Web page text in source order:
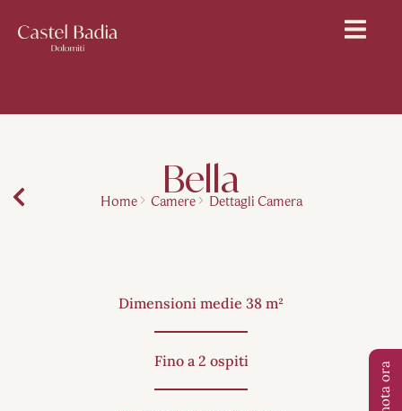
Bella
Home Camere Dettagli Camera
Dimensioni medie 38 m²
Fino a 2 ospiti